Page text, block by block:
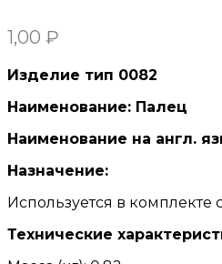
1,00 ₽
Изделие тип 0082
Наименование: Палец
Наименование на англ.
Назначение:
Используется в
Технические